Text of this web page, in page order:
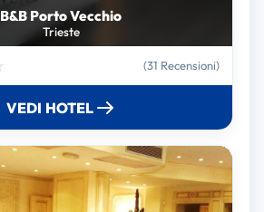
B&B Porto Vecchio
Trieste
(31 Recensioni)
VEDI HOTEL